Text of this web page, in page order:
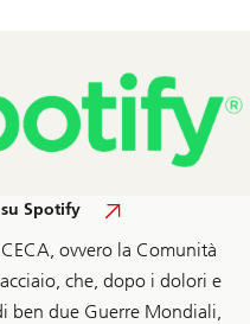
Spotify
ovvero la Comunità
che, dopo i dolori e
ben due Guerre Mondiali,